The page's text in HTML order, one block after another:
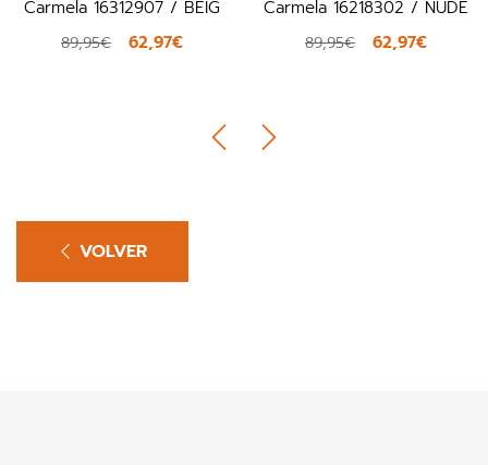
Carmela 16312907 / BEIG
89,95€ 62,97€
Carmela 16218302 / NUDE
89,95€ 62,97€
VOLVER